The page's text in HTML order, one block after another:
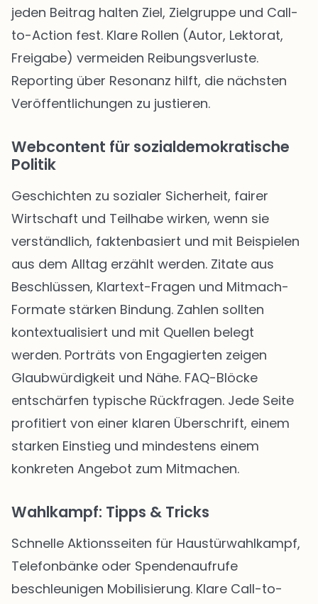
jeden Beitrag halten Ziel, Zielgruppe und Call-
to-Action fest. Klare Rollen (Autor, Lektorat,
Freigabe) vermeiden Reibungsverluste.
Reporting über Resonanz hilft, die nächsten
Veröffentlichungen zu justieren.
Webcontent für sozialdemokratische
Politik
Geschichten zu sozialer Sicherheit, fairer
Wirtschaft und Teilhabe wirken, wenn sie
verständlich, faktenbasiert und mit Beispielen
aus dem Alltag erzählt werden. Zitate aus
Beschlüssen, Klartext-Fragen und Mitmach-
Formate stärken Bindung. Zahlen sollten
kontextualisiert und mit Quellen belegt
werden. Porträts von Engagierten zeigen
Glaubwürdigkeit und Nähe. FAQ-Blöcke
entschärfen typische Rückfragen. Jede Seite
profitiert von einer klaren Überschrift, einem
starken Einstieg und mindestens einem
konkreten Angebot zum Mitmachen.
Wahlkampf: Tipps & Tricks
Schnelle Aktionsseiten für Haustürwahlkampf,
Telefonbänke oder Spendenaufrufe
beschleunigen Mobilisierung. Klare Call-to-